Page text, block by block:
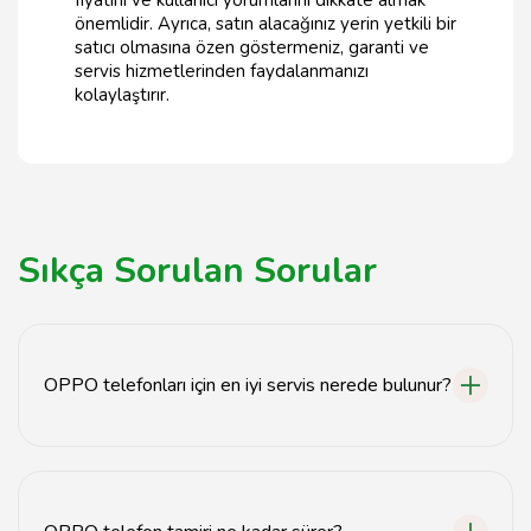
önemlidir. Ayrıca, satın alacağınız yerin yetkili bir
satıcı olmasına özen göstermeniz, garanti ve
servis hizmetlerinden faydalanmanızı
kolaylaştırır.
Sıkça Sorulan Sorular
OPPO telefonları için en iyi servis nerede bulunur?